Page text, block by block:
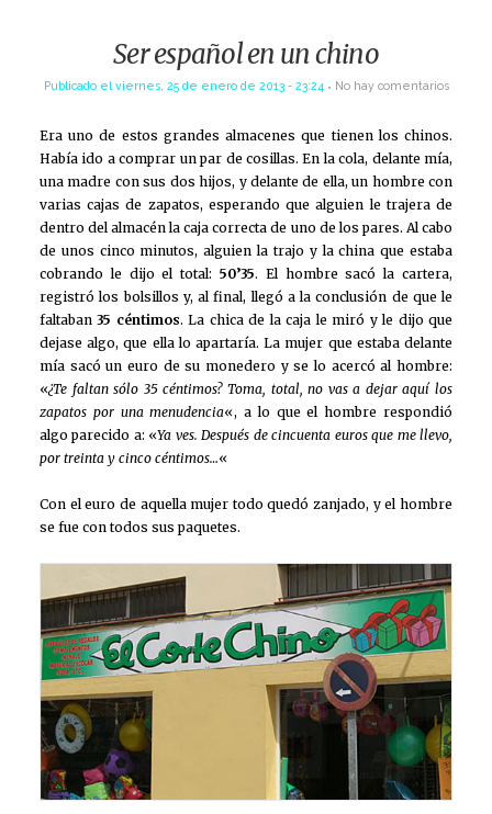
Ser español en un chino
Publicado el viernes, 25 de enero de 2013 - 23:24 No hay comentarios
Era uno de estos grandes almacenes que tienen los chinos.
Había ido a comprar un par de cosillas. En la cola, delante mía,
una madre con sus dos hijos, y delante de ella, un hombre con
varias cajas de zapatos, esperando que alguien le trajera de
dentro del almacén la caja correcta de uno de los pares. Al cabo
de unos cinco minutos, alguien la trajo y la china que estaba
cobrando le dijo el total: 50’35. El hombre sacó la cartera,
registró los bolsillos y, al final, llegó a la conclusión de que le
faltaban35 céntimos. La chica de la caja le miró y le dijo que
dejase algo, que ella lo apartaría. La mujer que estaba delante
mía sacó un euro de su monedero y se lo acercó al hombre:
«¿Te faltan sólo 35 céntimos? Toma, total, no vas a dejar aquí los
zapatos por una menudencia«, a lo que el hombre respondió
algo parecido a: «Ya ves. Después de cincuenta euros que me llevo,
por treinta y cinco céntimos…«
Con el euro de aquella mujer todo quedó zanjado, y el hombre
se fue con todos sus paquetes.